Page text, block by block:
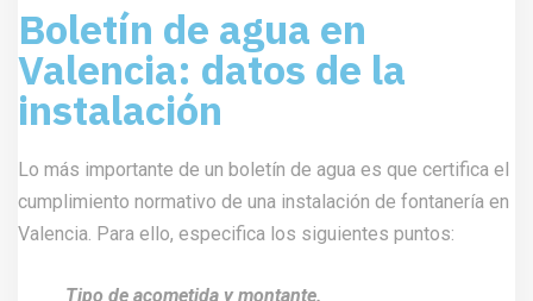
Boletín de agua en
Valencia: datos de la
instalación
Lo más importante de un boletín de agua es que certifica el
cumplimiento normativo de una instalación de fontanería en
Valencia. Para ello, especifica los siguientes puntos:
Tipo de acometida y montante.